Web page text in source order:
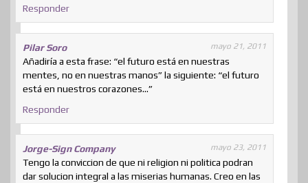
Responder
Pilar Soro mayo 21, 2011
Añadiría a esta frase: “el futuro está en nuestras
mentes, no en nuestras manos” la siguiente: “el futuro
está en nuestros corazones…”
Responder
Jorge-Sign Company mayo 23, 2011
Tengo la conviccion de que ni religion ni politica podran
dar solucion integral a las miserias humanas. Creo en las